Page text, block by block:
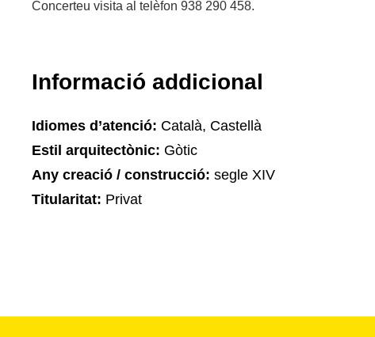
Concerteu visita al telèfon 938 290 458.
Informació addicional
Idiomes d’atenció: Català, Castellà
Estil arquitectònic: Gòtic
Any creació / construcció: segle XIV
Titularitat: Privat